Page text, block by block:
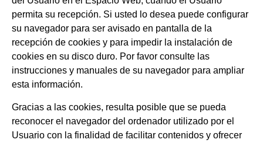
permita su recepción. Si usted lo desea puede configurar
su navegador para ser avisado en pantalla de la
recepción de cookies y para impedir la instalación de
cookies en su disco duro. Por favor consulte las
instrucciones y manuales de su navegador para ampliar
esta información.
Gracias a las cookies, resulta posible que se pueda
reconocer el navegador del ordenador utilizado por el
Usuario con la finalidad de facilitar contenidos y ofrecer